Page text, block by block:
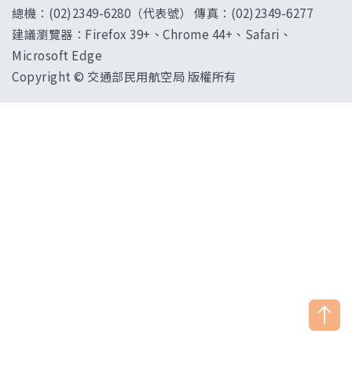
總機：(02)2349-6280（代表號） 傳真：(02)2349-6277
建議瀏覽器：Firefox 39+、Chrome 44+、Safari、
Microsoft Edge
Copyright © 交通部民用航空局 版權所有